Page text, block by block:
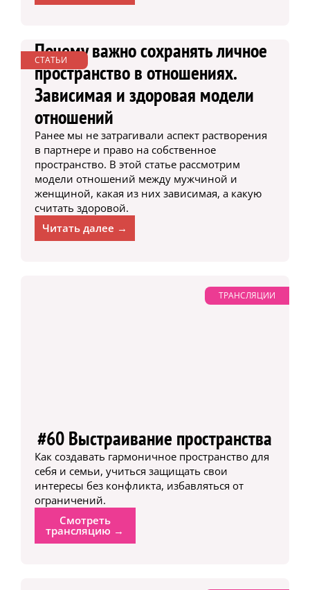
СТАТЬИ
Почему важно сохранять личное
пространство в отношениях.
Зависимая и здоровая модели
отношений
Ранее мы не затрагивали аспект растворения
в партнере и право на собственное
пространство. В этой статье рассмотрим
модели отношений между мужчиной и
женщиной, какая из них зависимая, а какую
считать здоровой.
Читать далее →
ТРАНСЛЯЦИИ
#60 Выстраивание пространства
Как создавать гармоничное пространство для
себя и семьи, учиться защищать свои
интересы без конфликта, избавляться от
ограничений.
Смотреть
трансляцию →